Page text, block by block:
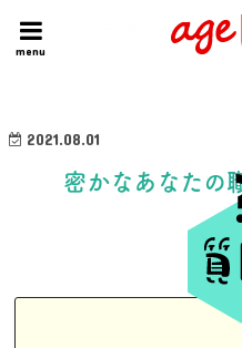
menu
HOME 今日の運勢ランキング
2021.08.01
密かなあなたの